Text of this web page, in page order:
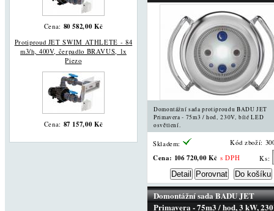
Cena: 80 582,00 Kč
Protiproud JET SWIM ATHLETE - 84
m3/h, 400V, čerpadlo BRAVUS, 1x
Piezo
Cena: 87 157,00 Kč
Domontážní sada protiproudu BADU JET
Primavera - 75m3 / hod, 230V, bílé LED
osvětlení.
Skladem: Kód zboží:
Cena: 106 720,00 Kč s DPH Ks:
Domontážní sada BADU JET
Primavera - 75m3 / hod, 3 kW,